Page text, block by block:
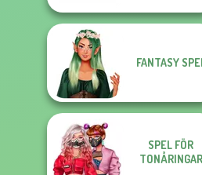
FANTASY
SPEL FÖR
TONÅRINGAR